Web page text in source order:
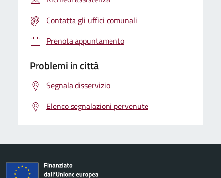
Contatta gli uffici comunali
Prenota appuntamento
Problemi in città
Segnala disservizio
Elenco segnalazioni pervenute